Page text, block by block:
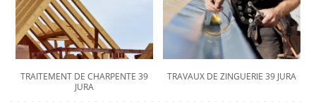
TRAITEMENT DE CHARPENTE 39
JURA
TRAVAUX DE ZINGUERIE 39 JURA